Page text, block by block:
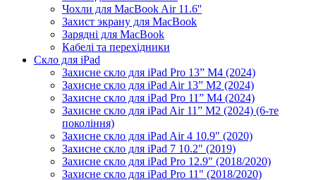
Чохли для MacBook Air 11.6''
Захист экрану для MacBook
Зарядні для MacBook
Кабелі та перехідники
Скло для iPad
Захисне скло для iPad Pro 13” M4 (2024)
Захисне скло для iPad Air 13” M2 (2024)
Захисне скло для iPad Pro 11” M4 (2024)
Захисне скло для iPad Air 11” M2 (2024) (6-те
покоління)
Захисне скло для iPad Air 4 10.9" (2020)
Захисне скло для iPad 7 10.2" (2019)
Захисне скло для iPad Pro 12.9" (2018/2020)
Захисне скло для iPad Pro 11" (2018/2020)